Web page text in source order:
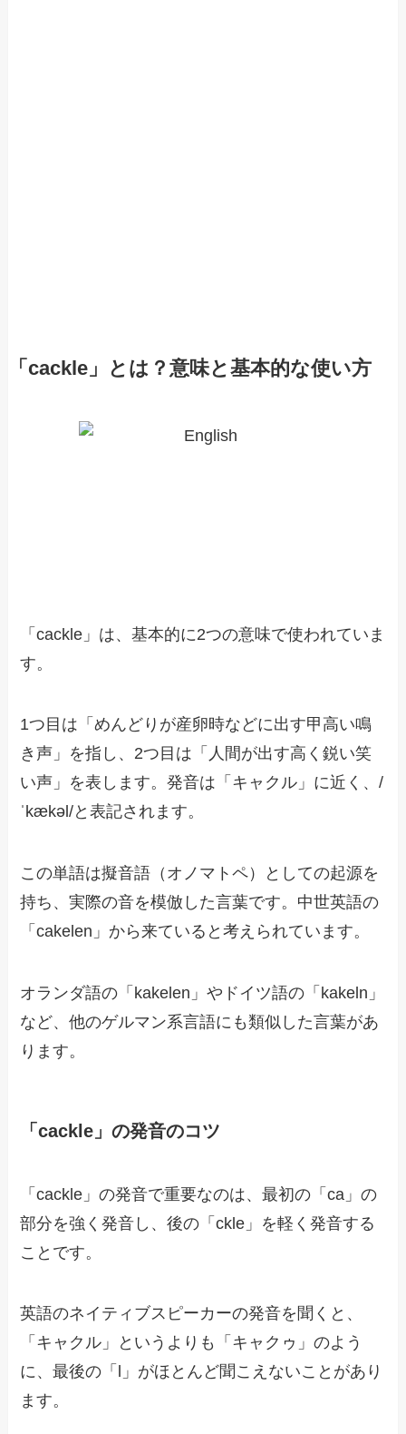
「cackle」とは？意味と基本的な使い方
「cackle」は、基本的に2つの意味で使われていま
す。
1つ目は「めんどりが産卵時などに出す甲高い鳴
き声」を指し、2つ目は「人間が出す高く鋭い笑
い声」を表します。発音は「キャクル」に近く、/
ˈkækəl/と表記されます。
この単語は擬音語（オノマトペ）としての起源を
持ち、実際の音を模倣した言葉です。中世英語の
「cakelen」から来ていると考えられています。
オランダ語の「kakelen」やドイツ語の「kakeln」
など、他のゲルマン系言語にも類似した言葉があ
ります。
「cackle」の発音のコツ
「cackle」の発音で重要なのは、最初の「ca」の
部分を強く発音し、後の「ckle」を軽く発音する
ことです。
英語のネイティブスピーカーの発音を聞くと、
「キャクル」というよりも「キャクゥ」のよう
に、最後の「l」がほとんど聞こえないことがあり
ます。